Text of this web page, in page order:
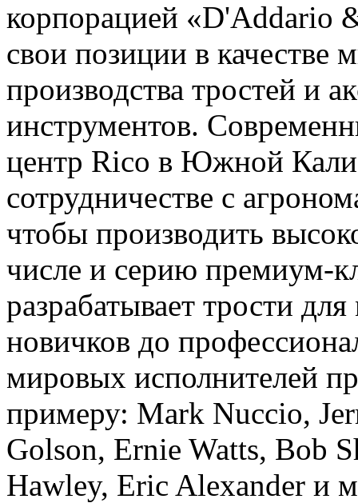
корпорацией «D'Addario
свои позиции в качестве
производства тростей и
инструментов.
центр Rico в Южной
сотрудничестве с
чтобы производить
числе и серию премиум-
разрабатывает трости
новичков до
мировых исполнителей
примеру: Mark Nuccio,
Golson, Ernie Watts, Bob
Hawley, Eric Alexander и